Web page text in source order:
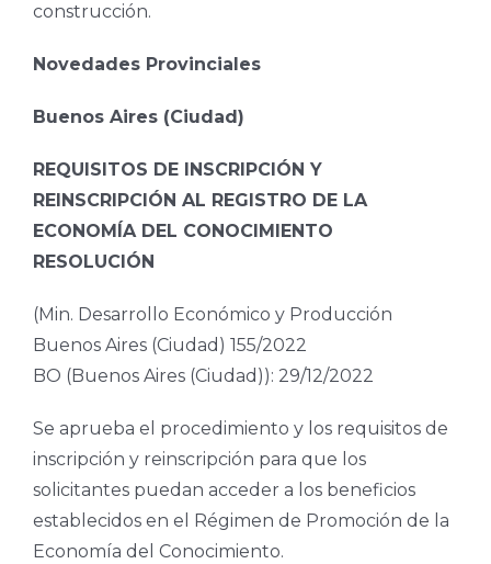
construcción.
Novedades Provinciales
Buenos Aires (Ciudad)
REQUISITOS DE INSCRIPCIÓN Y
REINSCRIPCIÓN AL REGISTRO DE LA
ECONOMÍA DEL CONOCIMIENTO
RESOLUCIÓN
(Min. Desarrollo Económico y Producción
Buenos Aires (Ciudad) 155/2022
BO (Buenos Aires (Ciudad)): 29/12/2022
Se aprueba el procedimiento y los requisitos de
inscripción y reinscripción para que los
solicitantes puedan acceder a los beneficios
establecidos en el Régimen de Promoción de la
Economía del Conocimiento.